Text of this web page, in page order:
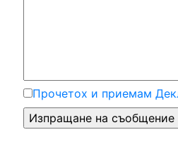
Прочетох и приемам